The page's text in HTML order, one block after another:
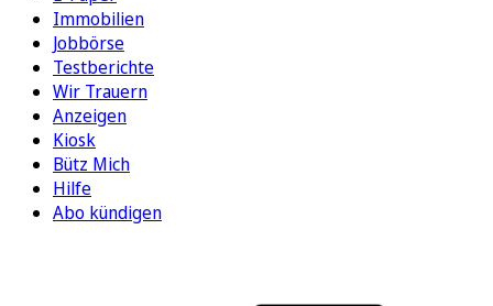
Immobilien
Jobbörse
Testberichte
Wir Trauern
Anzeigen
Kiosk
Bütz Mich
Hilfe
Abo kündigen